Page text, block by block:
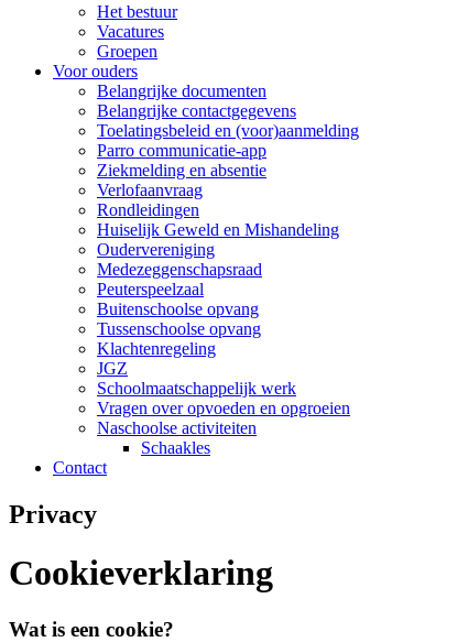
Het bestuur
Vacatures
Groepen
Voor ouders
Belangrijke documenten
Belangrijke contactgegevens
Toelatingsbeleid en (voor)aanmelding
Parro communicatie-app
Ziekmelding en absentie
Verlofaanvraag
Rondleidingen
Huiselijk Geweld en Mishandeling
Oudervereniging
Medezeggenschapsraad
Peuterspeelzaal
Buitenschoolse opvang
Tussenschoolse opvang
Klachtenregeling
JGZ
Schoolmaatschappelijk werk
Vragen over opvoeden en opgroeien
Naschoolse activiteiten
Schaakles
Contact
Privacy
Cookieverklaring
Wat is een cookie?